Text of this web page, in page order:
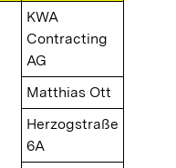
KWA
Contracting
AG
Matthias Ott
Herzogstraße
6A